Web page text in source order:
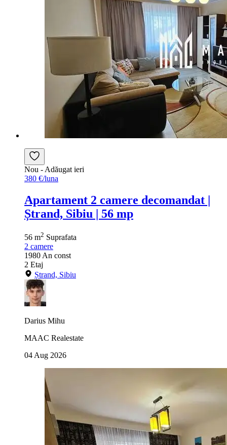
Nou - Adăugat ieri
380 €/luna
Apartament 2 camere decomandat |
Ștrand, Sibiu | 56 mp
56 m2 Suprafata
2 camere
1980 An const
2 Etaj
Ștrand, Sibiu
Darius Mihu
MAAC Realestate
04 Aug 2026